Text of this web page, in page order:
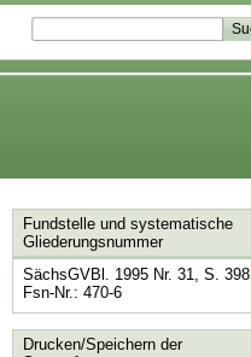
Fundstelle und systematische
Gliederungsnummer
SächsGVBl. 1995 Nr. 31, S. 398
Fsn-Nr.: 470-6
Drucken/Speichern der